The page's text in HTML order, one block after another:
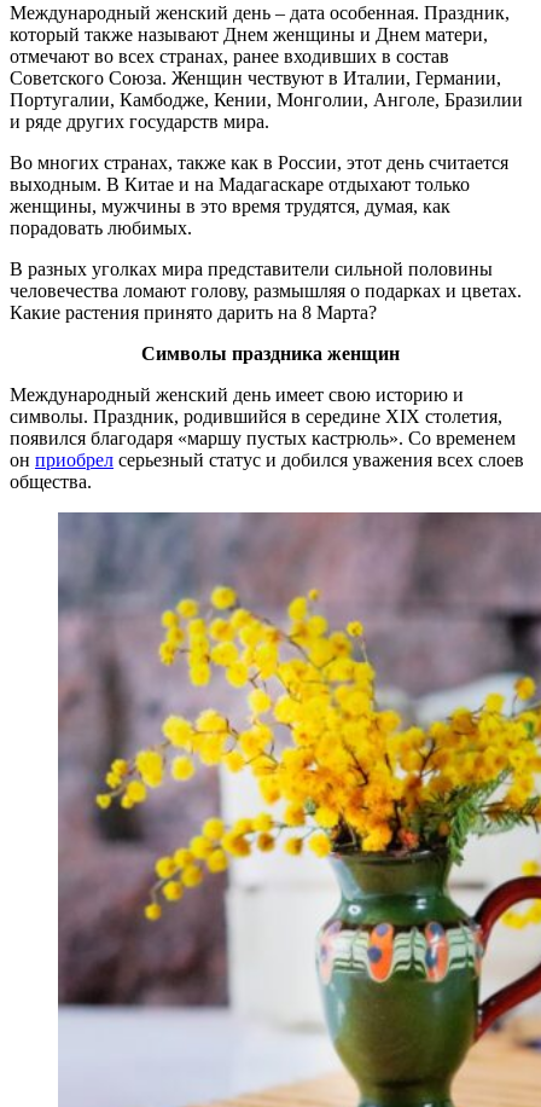
Международный женский день – дата особенная. Праздник,
который также называют Днем женщины и Днем матери,
отмечают во всех странах, ранее входивших в состав
Советского Союза. Женщин чествуют в Италии, Германии,
Португалии, Камбодже, Кении, Монголии, Анголе, Бразилии
и ряде других государств мира.
Во многих странах, также как в России, этот день считается
выходным. В Китае и на Мадагаскаре отдыхают только
женщины, мужчины в это время трудятся, думая, как
порадовать любимых.
В разных уголках мира представители сильной половины
человечества ломают голову, размышляя о подарках и цветах.
Какие растения принято дарить на 8 Марта?
Символы праздника женщин
Международный женский день имеет свою историю и
символы. Праздник, родившийся в середине XIX столетия,
появился благодаря «маршу пустых кастрюль». Со временем
он приобрел серьезный статус и добился уважения всех слоев
общества.